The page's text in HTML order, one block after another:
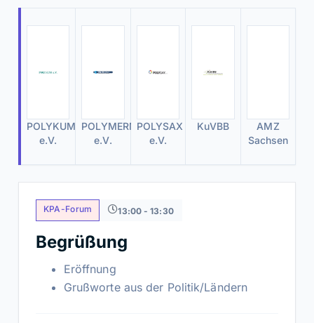
POLYKUM
e.V.
POLYMERMAT
e.V.
POLYSAX
e.V.
KuVBB
AMZ
Sachsen
KPA-Forum 13:00 - 13:30
Begrüßung
Eröffnung
Grußworte aus der Politik/Ländern